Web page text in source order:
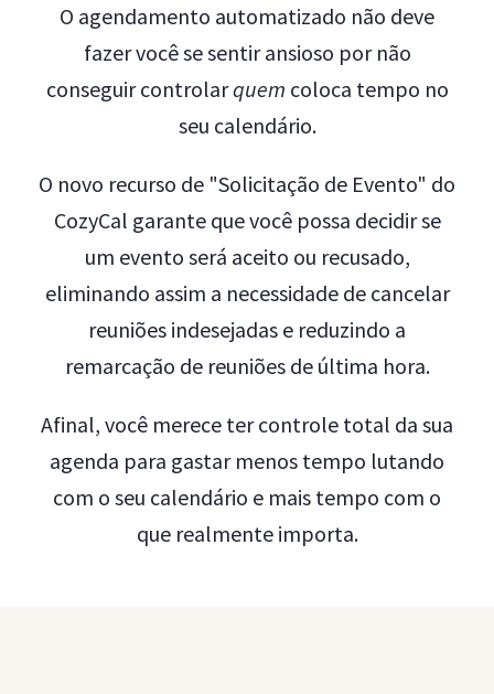
O agendamento automatizado não deve
fazer você se sentir ansioso por não
conseguir controlarquem coloca tempo no
seu calendário.
O novo recurso de "Solicitação de Evento" do
CozyCal garante que você possa decidir se
um evento será aceito ou recusado,
eliminando assim a necessidade de cancelar
reuniões indesejadas e reduzindo a
remarcação de reuniões de última hora.
Afinal, você merece ter controle total da sua
agenda para gastar menos tempo lutando
com o seu calendário e mais tempo com o
que realmente importa.